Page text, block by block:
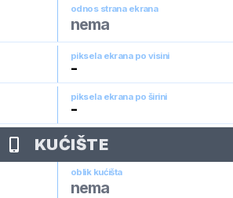
odnos strana ekrana
nema
piksela ekrana po visini
-
piksela ekrana po širini
-
KUĆIŠTE
oblik kućišta
nema